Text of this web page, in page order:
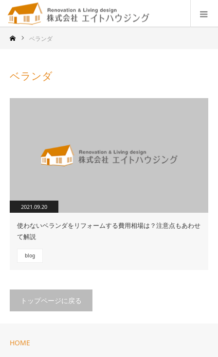
ベランダ
ベランダ
2021.09.20
使わないベランダをリフォームする費用相場は？注意点もあわせ
て解説
blog
トップページに戻る
HOME